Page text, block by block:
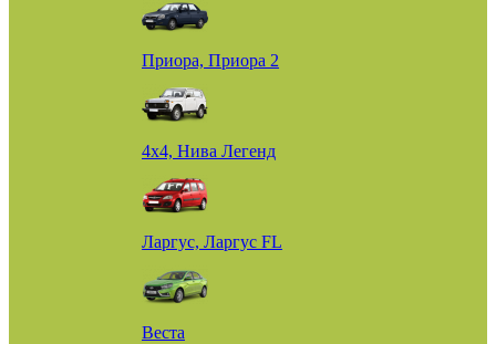
Приора, Приора 2
4х4, Нива Легенд
Ларгус, Ларгус FL
Веста